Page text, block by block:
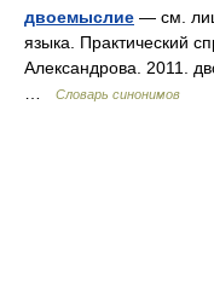
двоемыслие — см.
языка. Практический
Александрова. 2011.
Словарь синонимов